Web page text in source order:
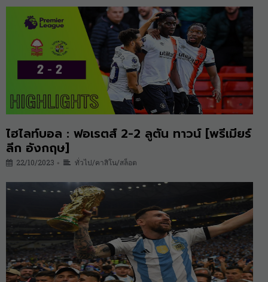
ไฮไลท์บอล : ฟอเรตส์ 2-2 ลูตัน ทาวน์ [พรีเมียร์
ลีก อังกฤษ]
22/10/2023 • ทั่วไป/คาสิโน/สล็อต